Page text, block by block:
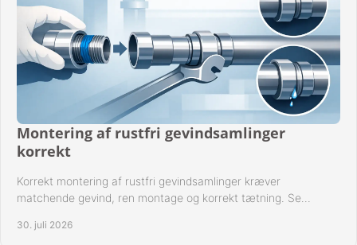
Montering af rustfri gevindsamlinger
korrekt
Korrekt montering af rustfri gevindsamlinger kræver
matchende gevind, ren montage og korrekt tætning. Se
30. juli 2026